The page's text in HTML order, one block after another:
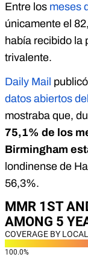
Entre los meses
únicamente el
había recibido la
trivalente.
Daily Mail
datos abiertos
mostraba que,
75,1% de los
Birmingham
londinense de
56,3%.